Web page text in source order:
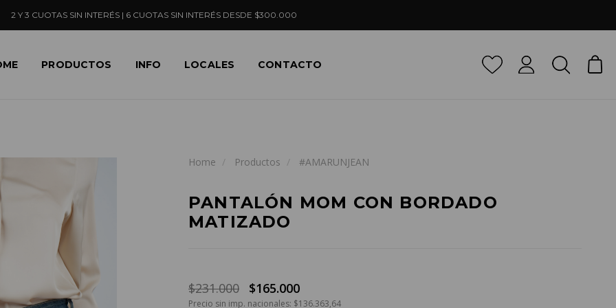
2 Y 3 CUOTAS SIN INTERÉS | 6 CUOTAS SIN INTERÉS DESDE $300.000
PRODUCTOS INFO LOCALES CONTACTO
Home Productos #AMARUNJEAN
PANTALÓN MOM CON BORDADO
MATIZADO
$231.000 $165.000
Precio sin imp. nacionales: $136.363,64